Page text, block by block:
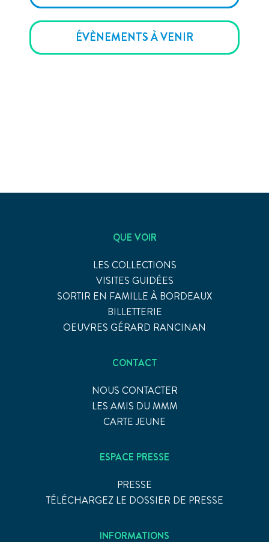
ÉVÈNEMENTS À VENIR
QUE VOIR
LES COLLECTIONS
VISITES GUIDÉES
SORTIR EN FAMILLE À BORDEAUX
BILLETTERIE
OEUVRES GÉRARD RANCINAN
CONTACT
NOUS CONTACTER
LES AMIS DU MMM
CARTE JEUNE
ESPACE PRESSE
PRESSE
TÉLÉCHARGEZ LE DOSSIER DE PRESSE
INFORMATIONS